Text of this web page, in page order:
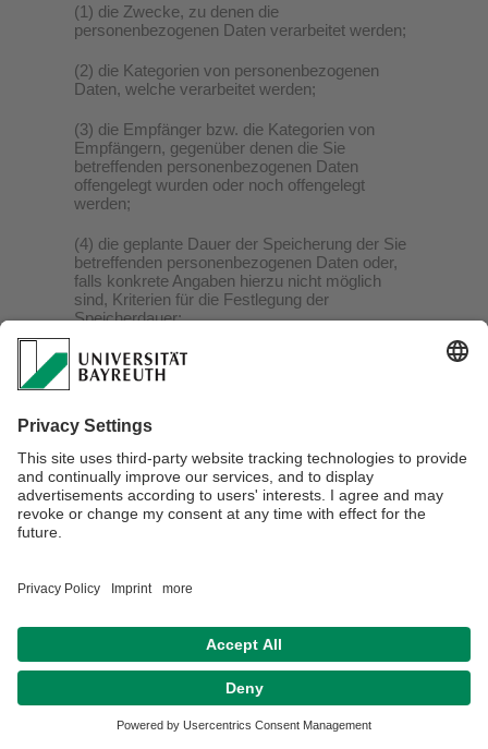
(1) die Zwecke, zu denen die
personenbezogenen Daten verarbeitet werden;
(2) die Kategorien von personenbezogenen
Daten, welche verarbeitet werden;
(3) die Empfänger bzw. die Kategorien von
Empfängern, gegenüber denen die Sie
betreffenden personenbezogenen Daten
offengelegt wurden oder noch offengelegt
werden;
(4) die geplante Dauer der Speicherung der Sie
betreffenden personenbezogenen Daten oder,
falls konkrete Angaben hierzu nicht möglich
sind, Kriterien für die Festlegung der
Speicherdauer;
(5) das Bestehen eines Rechts auf Berichtigung
oder Löschung der Sie betreffenden
Verantwortlichen oder eines
Widerspruchsrechts gegen diese Verarbeitung;
(6) das Bestehen eines Beschwerderechts bei
einer Aufsichtsbehörde;
personenbezogenen Daten nicht bei der
(8) das Bestehen einer automatisierten
Entscheidungsfindung einschließlich Profiling
gemäß Art. 22 Abs. 1 und 4 DSGVO und –
zumindest in diesen Fällen – aussagekräftige
Informationen über die involvierte Logik sowie